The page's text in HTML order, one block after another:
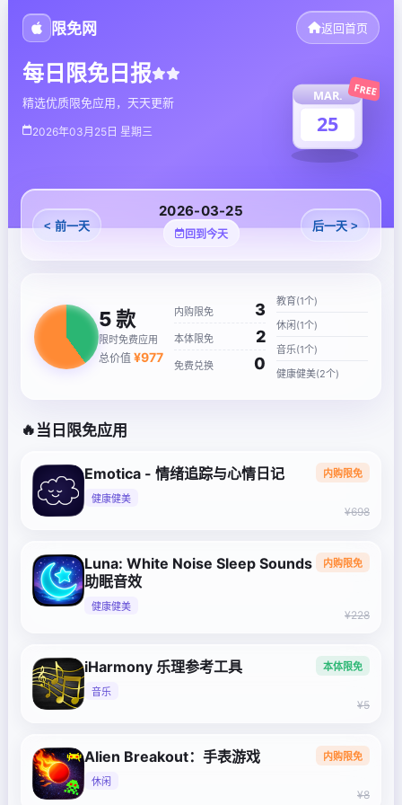
限免网 返回首页
每日限免日报
精选优质限免应用，天天更新
2026年03月25日 星期三
MAR.
25
FREE
< 前一天
2026-03-25
回到今天
后一天 >
5款
限时免费应用
总价值 ¥977
内购限免 3
本体限免 2
免费兑换 0
教育(1个)
休闲(1个)
音乐(1个)
健康健美(2个)
🔥 当日限免应用
Emotica - 情绪追踪与心情日记
健康健美
内购限免
¥698
Luna: White Noise Sleep Sounds
助眠音效
健康健美
内购限免
¥228
iHarmony 乐理参考工具
音乐
本体限免
¥5
Alien Breakout：手表游戏
休闲
内购限免
¥8